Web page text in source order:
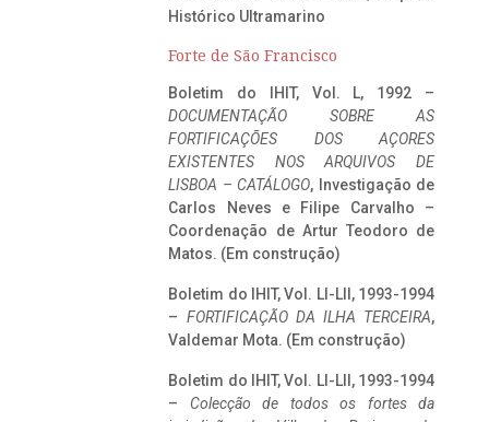
Histórico Ultramarino
Forte de São Francisco
Boletim do IHIT, Vol. L, 1992 –
DOCUMENTAÇÃO SOBRE AS
FORTIFICAÇÕES DOS AÇORES
EXISTENTES NOS ARQUIVOS DE
LISBOA – CATÁLOGO, Investigação de
Carlos Neves e Filipe Carvalho –
Coordenação de Artur Teodoro de
Matos. (Em construção)
Boletim do IHIT, Vol. LI-LII, 1993-1994
– FORTIFICAÇÃO DA ILHA TERCEIRA,
Valdemar Mota. (Em construção)
Boletim do IHIT, Vol. LI-LII, 1993-1994
– Colecção de todos os fortes da